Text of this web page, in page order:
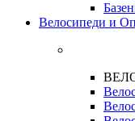
Велосипеди и